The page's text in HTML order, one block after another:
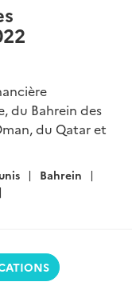
du Bahrein des
du Qatar et
Bahrein